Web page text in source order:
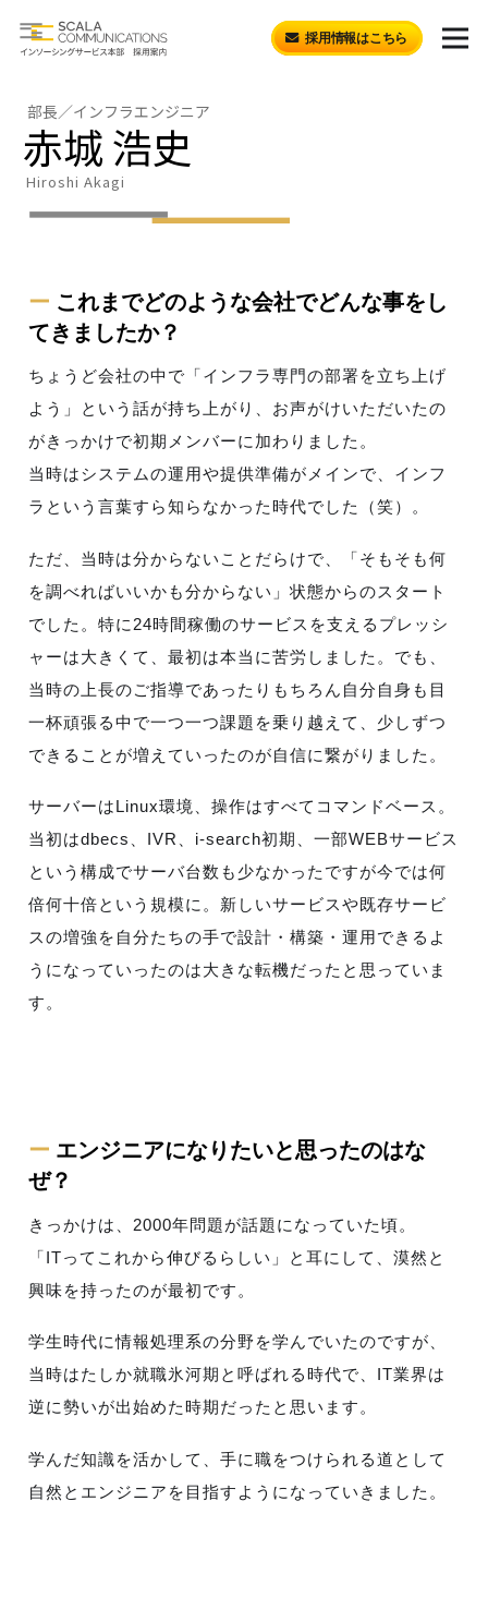
採用情報はこちら
部長／インフラエンジニア
赤城 浩史
Hiroshi Akagi
ー これまでどのような会社でどんな事をし
てきましたか？
ちょうど会社の中で「インフラ専門の部署を立ち上げ
よう」という話が持ち上がり、お声がけいただいたの
がきっかけで初期メンバーに加わりました。
当時はシステムの運用や提供準備がメインで、インフ
ラという言葉すら知らなかった時代でした（笑）。
ただ、当時は分からないことだらけで、「そもそも何
を調べればいいかも分からない」状態からのスタート
でした。特に24時間稼働のサービスを支えるプレッシ
ャーは大きくて、最初は本当に苦労しました。でも、
当時の上長のご指導であったりもちろん自分自身も目
一杯頑張る中で一つ一つ課題を乗り越えて、少しずつ
できることが増えていったのが自信に繋がりました。
サーバーはLinux環境、操作はすべてコマンドベース。
当初はdbecs、IVR、i-search初期、一部WEBサービス
という構成でサーバ台数も少なかったですが今では何
倍何十倍という規模に。新しいサービスや既存サービ
スの増強を自分たちの手で設計・構築・運用できるよ
うになっていったのは大きな転機だったと思っていま
す。
ー エンジニアになりたいと思ったのはな
ぜ？
きっかけは、2000年問題が話題になっていた頃。
「ITってこれから伸びるらしい」と耳にして、漠然と
興味を持ったのが最初です。
学生時代に情報処理系の分野を学んでいたのですが、
当時はたしか就職氷河期と呼ばれる時代で、IT業界は
逆に勢いが出始めた時期だったと思います。
学んだ知識を活かして、手に職をつけられる道として
自然とエンジニアを目指すようになっていきました。